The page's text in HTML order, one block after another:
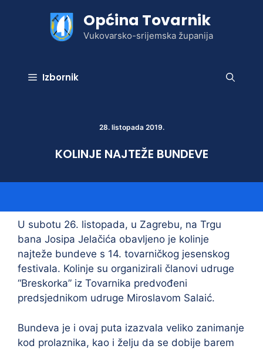
Općina Tovarnik
Vukovarsko-srijemska županija
Izbornik
28. listopada 2019.
KOLINJE NAJTEŽE BUNDEVE
U subotu 26. listopada, u Zagrebu, na Trgu
bana Josipa Jelačića obavljeno je kolinje
najteže bundeve s 14. tovarničkog jesenskog
festivala. Kolinje su organizirali članovi udruge
“Breskorka” iz Tovarnika predvođeni
predsjednikom udruge Miroslavom Salaić.
Bundeva je i ovaj puta izazvala veliko zanimanje
kod prolaznika, kao i želju da se dobije barem